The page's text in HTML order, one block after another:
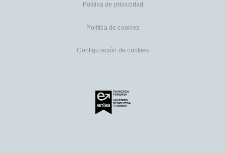
Política de privacidad
Política de cookies
Configuración de cookies